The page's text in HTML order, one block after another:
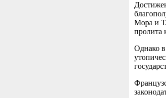
Мора и
пролита
Однако в